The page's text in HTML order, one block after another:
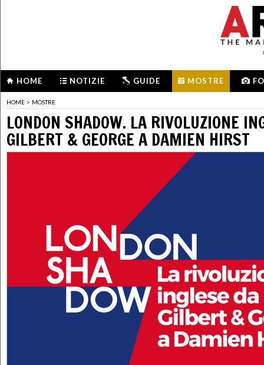
HOME NOTIZIE GUIDE MOSTRE
HOME > MOSTRE
LONDON SHADOW. LA RIVOLUZIONE
GILBERT & GEORGE A DAMIEN HIRST